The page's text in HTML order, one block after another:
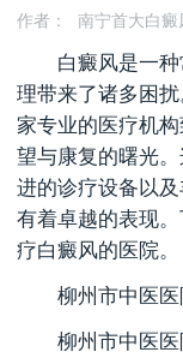
作者： 南宁首大白癜
白癜风是一
理带来了诸多困
家专业的医疗机
望与康复的曙光
进的诊疗设备以
有着卓越的表现
疗白癜风的医院。
柳州市中医
柳州市中医